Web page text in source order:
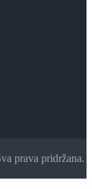
prava pridržana.